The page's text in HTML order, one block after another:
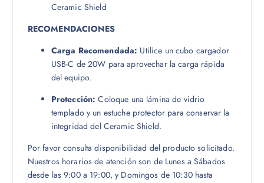
Ceramic Shield
RECOMENDACIONES
Carga Recomendada: Utilice un cubo cargador
USB-C de 20W para aprovechar la carga rápida
del equipo.
Protección: Coloque una lámina de vidrio
templado y un estuche protector para conservar la
integridad del Ceramic Shield.
Por favor consulta disponibilidad del producto solicitado.
Nuestros horarios de atención son de Lunes a Sábados
desde las 9:00 a 19:00, y Domingos de 10:30 hasta